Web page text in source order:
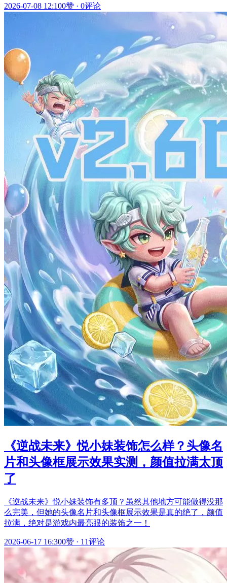
2026-07-08 12:100赞 · 0评论
《逆战未来》悦小妹装饰怎么样？头像名
片和头像框展示效果实测，颜值拉满太顶
了
《逆战未来》悦小妹装饰有多顶？虽然其他地方可能做得没那
么完美，但她的头像名片和头像框展示效果是真的绝了，颜值
拉满，绝对是游戏内最亮眼的装饰之一！
2026-06-17 16:300赞 · 11评论